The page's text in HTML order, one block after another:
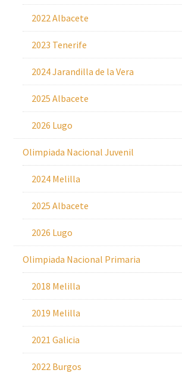
2022 Albacete
2023 Tenerife
2024 Jarandilla de la Vera
2025 Albacete
2026 Lugo
Olimpiada Nacional Juvenil
2024 Melilla
2025 Albacete
2026 Lugo
Olimpiada Nacional Primaria
2018 Melilla
2019 Melilla
2021 Galicia
2022 Burgos